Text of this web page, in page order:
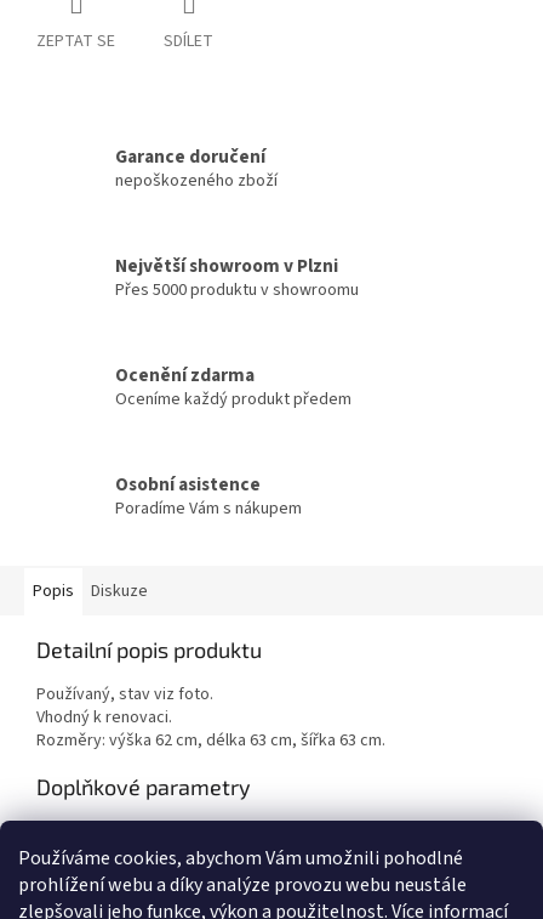
Používáme cookies, abychom Vám umožnili pohodlné
prohlížení webu a díky analýze provozu webu neustále
zlepšovali jeho funkce, výkon a použitelnost.Více informací
ZEPTAT SE SDÍLET
Garance doručení
nepoškozeného zboží
Největší showroom v Plzni
Přes 5000 produktu v showroomu
Ocenění zdarma
Oceníme každý produkt předem
Osobní asistence
Poradíme Vám s nákupem
Popis Diskuze
Detailní popis produktu
Používaný, stav viz foto.
Vhodný k renovaci.
Rozměry: výška 62 cm, délka 63 cm, šířka 63 cm.
Doplňkové parametry
Hmotnost: 1 kg